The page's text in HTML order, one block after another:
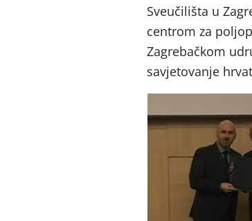
Sveučilišta u
centrom za
Zagrebačkom
savjetovanje